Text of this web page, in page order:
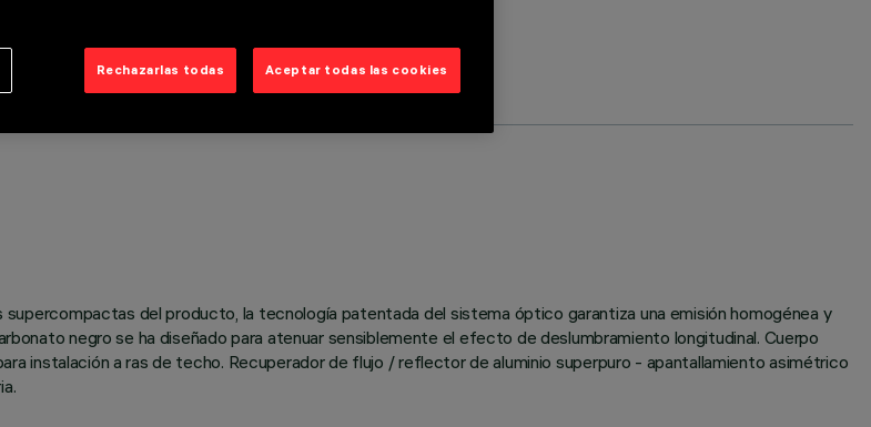
supercompactas del producto, la tecnología patentada del sistema óptico garantiza una emisión homogénea y
negro se ha diseñado para atenuar sensiblemente el efecto de deslumbramiento longitudinal. Cuerpo
instalación a ras de techo. Recuperador de flujo / reflector de aluminio superpuro - apantallamiento asimétrico
Rechazarlas todas Aceptar todas las cookies